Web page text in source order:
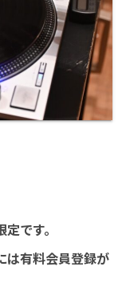
です。
は有料会員登録が